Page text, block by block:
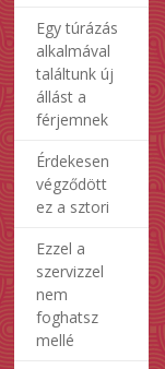
Egy túrázás
alkalmával
találtunk új
állást a
férjemnek
Érdekesen
végződött
ez a sztori
Ezzel a
szervizzel
nem
foghatsz
mellé